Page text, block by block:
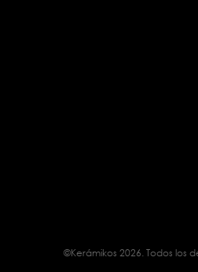
©Kerámikos 2026. Todos los